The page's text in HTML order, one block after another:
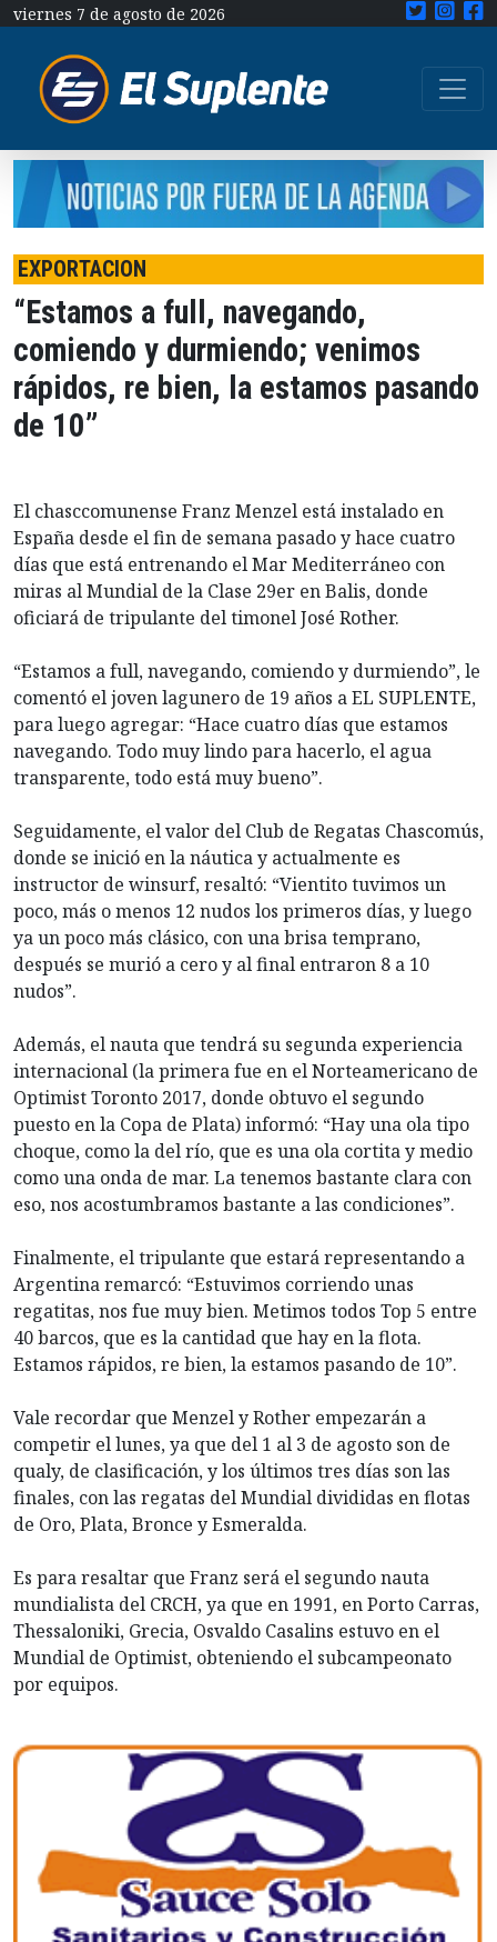
viernes 7 de agosto de 2026
EXPORTACION
“Estamos a full, navegando,
comiendo y durmiendo; venimos
rápidos, re bien, la estamos pasando
de 10”
El chasccomunense Franz Menzel está instalado en
España desde el fin de semana pasado y hace cuatro
días que está entrenando el Mar Mediterráneo con
miras al Mundial de la Clase 29er en Balis, donde
oficiará de tripulante del timonel José Rother.
“Estamos a full, navegando, comiendo y durmiendo”, le
comentó el joven lagunero de 19 años a EL SUPLENTE,
para luego agregar: “Hace cuatro días que estamos
navegando. Todo muy lindo para hacerlo, el agua
transparente, todo está muy bueno”.
Seguidamente, el valor del Club de Regatas Chascomús,
donde se inició en la náutica y actualmente es
instructor de winsurf, resaltó: “Vientito tuvimos un
poco, más o menos 12 nudos los primeros días, y luego
ya un poco más clásico, con una brisa temprano,
después se murió a cero y al final entraron 8 a 10
nudos”.
Además, el nauta que tendrá su segunda experiencia
internacional (la primera fue en el Norteamericano de
Optimist Toronto 2017, donde obtuvo el segundo
puesto en la Copa de Plata) informó: “Hay una ola tipo
choque, como la del río, que es una ola cortita y medio
como una onda de mar. La tenemos bastante clara con
eso, nos acostumbramos bastante a las condiciones”.
Finalmente, el tripulante que estará representando a
Argentina remarcó: “Estuvimos corriendo unas
regatitas, nos fue muy bien. Metimos todos Top 5 entre
40 barcos, que es la cantidad que hay en la flota.
Estamos rápidos, re bien, la estamos pasando de 10”.
Vale recordar que Menzel y Rother empezarán a
competir el lunes, ya que del 1 al 3 de agosto son de
qualy, de clasificación, y los últimos tres días son las
finales, con las regatas del Mundial divididas en flotas
de Oro, Plata, Bronce y Esmeralda.
Es para resaltar que Franz será el segundo nauta
mundialista del CRCH, ya que en 1991, en Porto Carras,
Thessaloniki, Grecia, Osvaldo Casalins estuvo en el
Mundial de Optimist, obteniendo el subcampeonato
por equipos.